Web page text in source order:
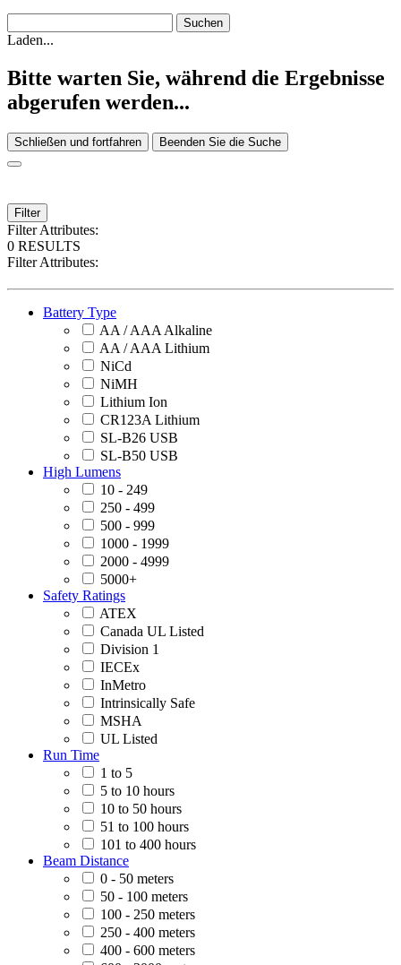
Laden...
Bitte warten Sie, während die Ergebnisse
abgerufen werden...
Schließen und fortfahren Beenden Sie die Suche
Filter
Filter Attributes:
0 RESULTS
Filter Attributes:
Battery Type
AA / AAA Alkaline
AA / AAA Lithium
NiCd
NiMH
Lithium Ion
CR123A Lithium
SL-B26 USB
SL-B50 USB
High Lumens
10 - 249
250 - 499
500 - 999
1000 - 1999
2000 - 4999
5000+
Safety Ratings
ATEX
Canada UL Listed
Division 1
IECEx
InMetro
Intrinsically Safe
MSHA
UL Listed
Run Time
1 to 5
5 to 10 hours
10 to 50 hours
51 to 100 hours
101 to 400 hours
Beam Distance
0 - 50 meters
50 - 100 meters
100 - 250 meters
250 - 400 meters
400 - 600 meters